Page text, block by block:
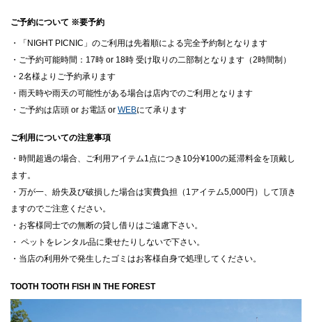
ご予約について ※要予約
・「NIGHT PICNIC」のご利用は先着順による完全予約制となります
・ご予約可能時間：17時 or 18時 受け取りの二部制となります（2時間制）
・2名様よりご予約承ります
・雨天時や雨天の可能性がある場合は店内でのご利用となります
・ご予約は店頭 or お電話 or WEBにて承ります
ご利用についての注意事項
・時間超過の場合、ご利用アイテム1点につき10分¥100の延滞料金を頂戴し
ます。
・万が一、紛失及び破損した場合は実費負担（1アイテム5,000円）して頂き
ますのでご注意ください。
・お客様同士での無断の貸し借りはご遠慮下さい。
・ ペットをレンタル品に乗せたりしないで下さい。
・当店の利用外で発生したゴミはお客様自身で処理してください。
TOOTH TOOTH FISH IN THE FOREST